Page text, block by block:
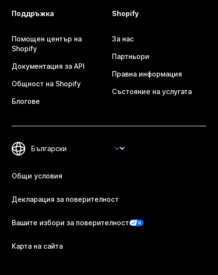
Поддръжка
Помощен център на
Shopify
Документация за API
Общност на Shopify
Блогове
Shopify
За нас
Партньори
Правна информация
Състояние на услугата
Общи условия
Декларация за поверителност
Вашите избори за поверителност
Карта на сайта